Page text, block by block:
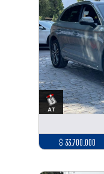
$ 33.700.000